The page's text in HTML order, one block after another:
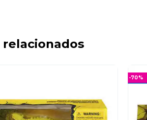
-70%